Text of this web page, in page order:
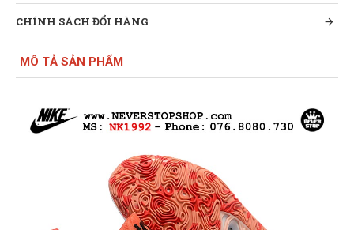
CHÍNH SÁCH ĐỔI HÀNG
MÔ TẢ SẢN PHẨM